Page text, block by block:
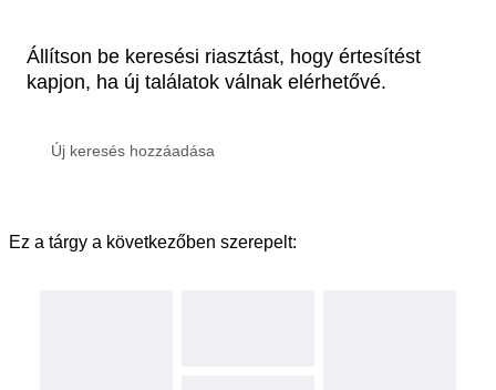
Állítson be keresési riasztást, hogy értesítést
kapjon, ha új találatok válnak elérhetővé.
Ez a tárgy a következőben szerepelt: